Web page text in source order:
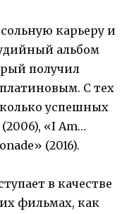
карьеру и
альбом
получил
С тех
успешных
«I Am…
(2016).
в качестве
фильмах, как